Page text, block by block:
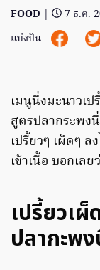
FOOD |
7 ธ.ค.
แบ่งปัน
เมนูนึ่งมะนาวเ
สูตรปลากระพง
เปรี้ยวๆ เผ็ดๆ
เข้าเนื้อ บอกเล
เปรี้ยวเ
ปลากะพ